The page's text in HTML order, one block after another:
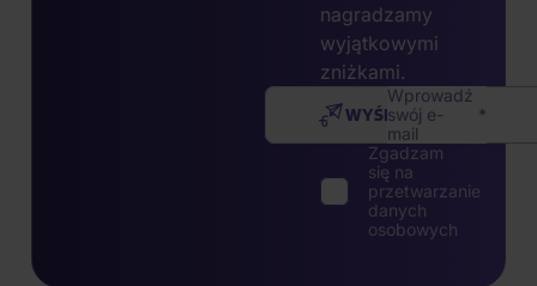
nagradzamy
wyjątkowymi
zniżkami.
Wprowadź
swój e-
mail
WYŚLIJ
Zgadzam
się na
przetwarzanie
danych
osobowych